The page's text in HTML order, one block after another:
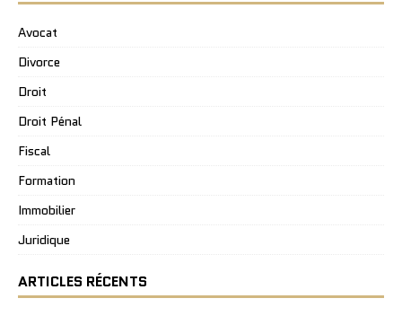
Avocat
Divorce
Droit
Droit Pénal
Fiscal
Formation
Immobilier
Juridique
ARTICLES RÉCENTS